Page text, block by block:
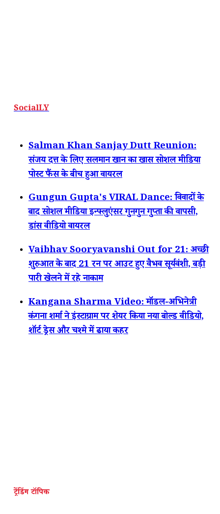
SocialLY
Salman Khan Sanjay Dutt Reunion:
संजय दत्त के लिए सलमान खान का खास सोशल मीडिया
पोस्ट फैंस के बीच हुआ वायरल
Gungun Gupta's VIRAL Dance: विवादों के
बाद सोशल मीडिया इन्फ्लुएंसर गुनगुन गुप्ता की वापसी,
डांस वीडियो वायरल
Vaibhav Sooryavanshi Out for 21: अच्छी
शुरुआत के बाद 21 रन पर आउट हुए वैभव सूर्यवंशी, बड़ी
पारी खेलने में रहे नाकाम
Kangana Sharma Video: मॉडल-अभिनेत्री
कंगना शर्मा ने इंस्टाग्राम पर शेयर किया नया बोल्ड वीडियो,
शॉर्ट ड्रेस और चश्मे में ढाया कहर
ट्रेंडिंग टॉपिक